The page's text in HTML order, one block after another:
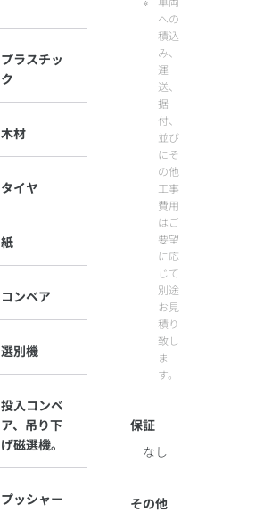
プラスチッ
ク
木材
タイヤ
紙
コンベア
選別機
投入コンベ
ア、吊り下
げ磁選機。
プッシャー
への
積込
み、
運
送、
据
付、
並び
にそ
の他
工事
費用
はご
要望
に応
じて
別途
お見
積り
致し
ま
す。
保証
なし
その他